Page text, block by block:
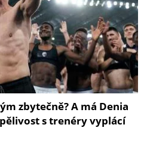
zbytečně? A má Denia
s trenéry vyplácí